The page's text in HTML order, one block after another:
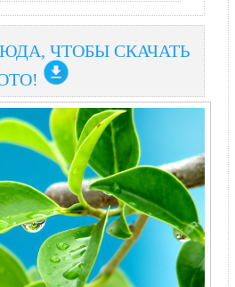
ЧТОБЫ СКАЧАТЬ